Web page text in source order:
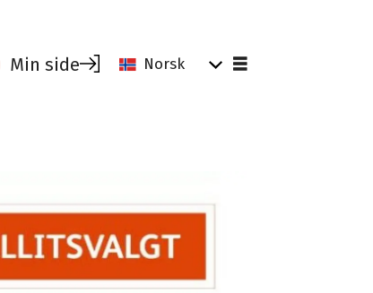
Min side Norsk
Karriereveiledning